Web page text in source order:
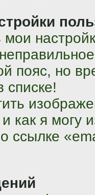
мои
пояс, но
списке!
как я могу
ссылке